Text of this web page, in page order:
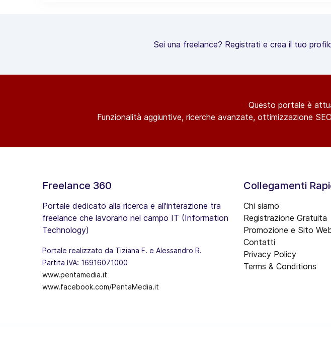
Sei una freelance? Registrati e crea il tuo
Questo portale è
Funzionalità aggiuntive, ricerche avanzate, ottimizzazione
Freelance 360
Portale dedicato alla ricerca e all'interazione tra
freelance che lavorano nel campo IT (Information
Technology)
Portale realizzato da Tiziana F. e Alessandro R.
Partita IVA: 16916071000
www.pentamedia.it
www.facebook.com/PentaMedia.it
Collegamenti
Chi siamo
Registrazione Gratuita
Promozione e Sito
Contatti
Privacy Policy
Terms & Conditions